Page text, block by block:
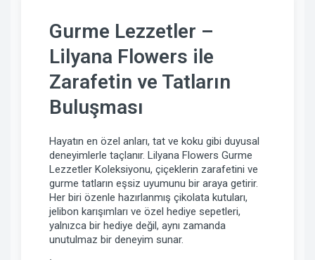
Gurme Lezzetler –
Lilyana Flowers ile
Zarafetin ve Tatların
Buluşması
Hayatın en özel anları, tat ve koku gibi duyusal
deneyimlerle taçlanır. Lilyana Flowers Gurme
Lezzetler Koleksiyonu, çiçeklerin zarafetini ve
gurme tatların eşsiz uyumunu bir araya getirir.
Her biri özenle hazırlanmış çikolata kutuları,
jelibon karışımları ve özel hediye sepetleri,
yalnızca bir hediye değil, aynı zamanda
unutulmaz bir deneyim sunar.